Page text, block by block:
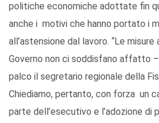
politiche economiche adottate fin
anche i motivi che hanno portato i
all’astensione dal lavoro. “Le
Governo non ci soddisfano affatto
palco il segretario regionale della
Chiediamo, pertanto, con forza un
parte dell’esecutivo e l’adozione di